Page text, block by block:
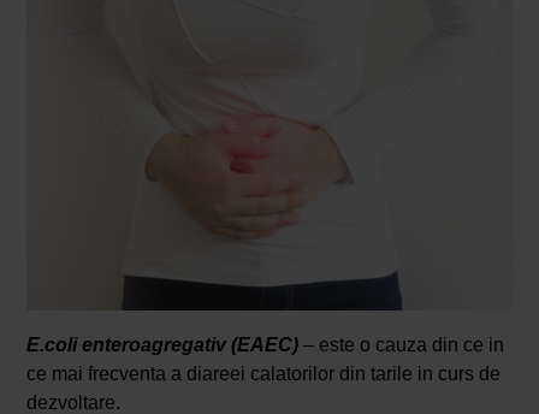
E.coli enteroagregativ (EAEC)– este o cauza din ce in
ce mai frecventa a diareei calatorilor din tarile in curs de
dezvoltare.